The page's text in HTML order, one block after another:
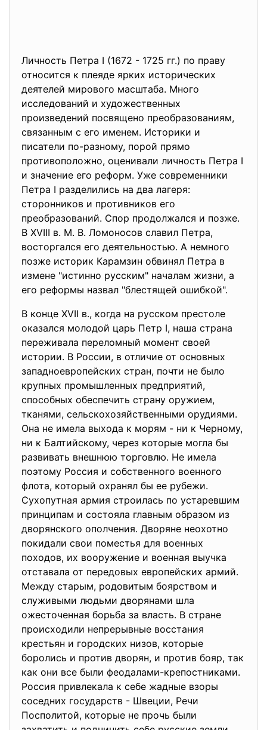
Личность Петра I (1672 - 1725 гг.) по праву
относится к плеяде ярких исторических
деятелей мирового масштаба. Много
исследований и художественных
произведений посвящено преобразованиям,
связанным с его именем. Историки и
писатели по-разному, порой прямо
противоположно, оценивали личность Петра I
и значение его реформ. Уже современники
Петра I разделились на два лагеря:
сторонников и противников его
преобразований. Спор продолжался и позже.
В XVIII в. М. В. Ломоносов славил Петра,
восторгался его деятельностью. А немного
позже историк Карамзин обвинял Петра в
измене "истинно русским" началам жизни, а
его реформы назвал "блестящей ошибкой".
В конце XVII в., когда на русском престоле
оказался молодой царь Петр I, наша страна
переживала переломный момент своей
истории. В России, в отличие от основных
западноевропейских стран, почти не было
крупных промышленных предприятий,
способных обеспечить страну оружием,
тканями, сельскохозяйственными орудиями.
Она не имела выхода к морям - ни к Черному,
ни к Балтийскому, через которые могла бы
развивать внешнюю торговлю. Не имела
поэтому Россия и собственного военного
флота, который охранял бы ее рубежи.
Сухопутная армия строилась по устаревшим
принципам и состояла главным образом из
дворянского ополчения. Дворяне неохотно
покидали свои поместья для военных
походов, их вооружение и военная выучка
отставала от передовых европейских армий.
Между старым, родовитым боярством и
служивыми людьми дворянами шла
ожесточенная борьба за власть. В стране
происходили непрерывные восстания
крестьян и городских низов, которые
боролись и против дворян, и против бояр, так
как они все были феодалами-крепостниками.
Россия привлекала к себе жадные взоры
соседних государств - Швеции, Речи
Посполитой, которые не прочь были